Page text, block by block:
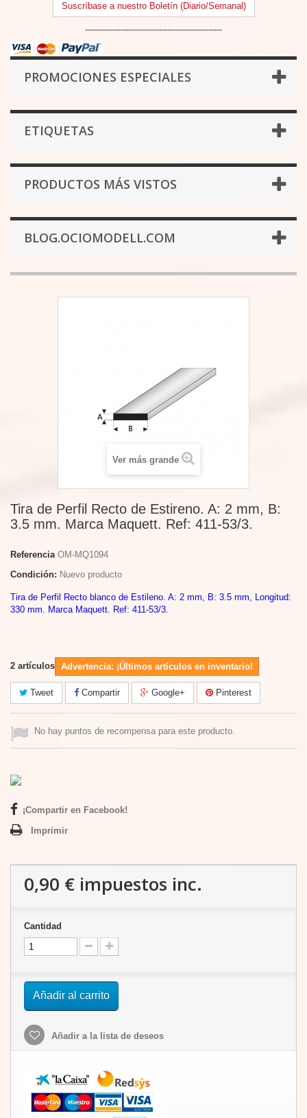
Suscríbase a nuestro Boletín (Diario/Semanal)
--------------------------------------------------
PROMOCIONES ESPECIALES
ETIQUETAS
PRODUCTOS MÁS VISTOS
BLOG.OCIOMODELL.COM
Ver más grande
Tira de Perfil Recto de Estireno. A: 2 mm, B:
3.5 mm. Marca Maquett. Ref: 411-53/3.
Referencia OM-MQ1094
Condición: Nuevo producto
Tira de Perfil Recto blanco de Estileno. A: 2 mm, B: 3.5 mm, Longitud:
330 mm. Marca Maquett. Ref: 411-53/3.
2 artículos Advertencia: ¡Últimos artículos en inventario!
Tweet Compartir Google+ Pinterest
No hay puntos de recompensa para este producto.
¡Compartir en Facebook!
Imprimir
0,90 € impuestos inc.
Cantidad
Añadir al carrito
Añadir a la lista de deseos